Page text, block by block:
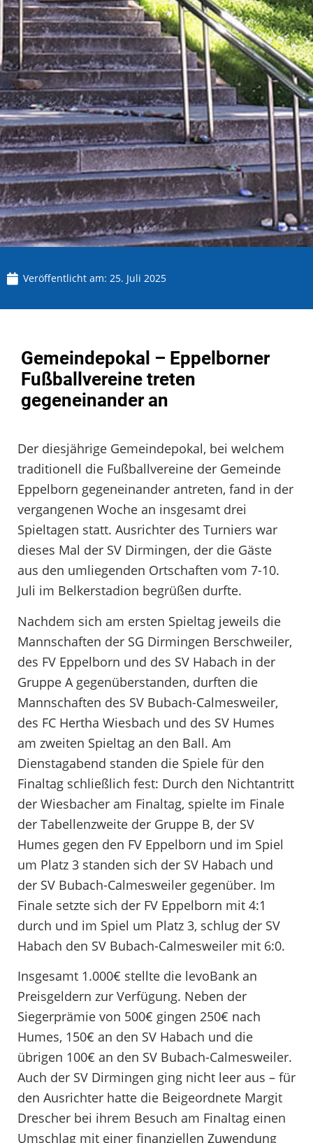
Veröffentlicht am: 25. Juli 2025
Gemeindepokal – Eppelborner
Fußballvereine treten
gegeneinander an
Der diesjährige Gemeindepokal, bei welchem
traditionell die Fußballvereine der Gemeinde
Eppelborn gegeneinander antreten, fand in der
vergangenen Woche an insgesamt drei
Spieltagen statt. Ausrichter des Turniers war
dieses Mal der SV Dirmingen, der die Gäste
aus den umliegenden Ortschaften vom 7-10.
Juli im Belkerstadion begrüßen durfte.
Nachdem sich am ersten Spieltag jeweils die
Mannschaften der SG Dirmingen Berschweiler,
des FV Eppelborn und des SV Habach in der
Gruppe A gegenüberstanden, durften die
Mannschaften des SV Bubach-Calmesweiler,
des FC Hertha Wiesbach und des SV Humes
am zweiten Spieltag an den Ball. Am
Dienstagabend standen die Spiele für den
Finaltag schließlich fest: Durch den Nichtantritt
der Wiesbacher am Finaltag, spielte im Finale
der Tabellenzweite der Gruppe B, der SV
Humes gegen den FV Eppelborn und im Spiel
um Platz 3 standen sich der SV Habach und
der SV Bubach-Calmesweiler gegenüber. Im
Finale setzte sich der FV Eppelborn mit 4:1
durch und im Spiel um Platz 3, schlug der SV
Habach den SV Bubach-Calmesweiler mit 6:0.
Insgesamt 1.000€ stellte die levoBank an
Preisgeldern zur Verfügung. Neben der
Siegerprämie von 500€ gingen 250€ nach
Humes, 150€ an den SV Habach und die
übrigen 100€ an den SV Bubach-Calmesweiler.
Auch der SV Dirmingen ging nicht leer aus – für
den Ausrichter hatte die Beigeordnete Margit
Drescher bei ihrem Besuch am Finaltag einen
Umschlag mit einer finanziellen Zuwendung